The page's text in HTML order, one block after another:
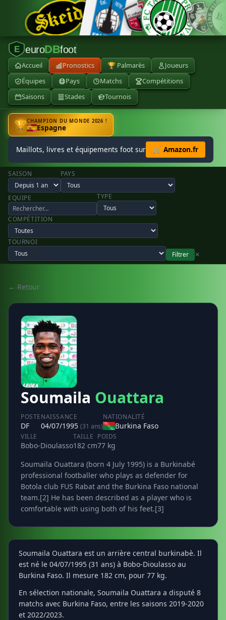
E euroDBfoot
Accueil Pronostics 🏆 Palmarès
Joueurs
Équipes
Pays Matchs
Compétitions
Saisons
Stades Tournois
🏆CHAMPION DU MONDE 2026 !
Espagne
Maillots, livres et équipements foot sur 🛒 Amazon.fr
SAISON PAYS
EQUIPE TYPE
COMPÉTITION
TOURNOI
Filtrer
✕
← Retour
Soumaila Ouattara
POSTE
DF
NAISSANCE
04/07/1995 (31 ans)
NATIONALITÉ
Burkina Faso
VILLE
Bobo-Dioulasso
TAILLE
182 cm
POIDS
77 kg
Soumaïla Ouattara (born 4 July 1995) is a Burkinabé
professional footballer who plays as defender for
Botola club FUS Rabat and the Burkina Faso national
team.[2] He has been described as a player who is
comfortable with using both of his feet.[3]
Soumaila Ouattara est un arrière central burkinabè. Il
est né le 04/07/1995 (31 ans) à Bobo-Dioulasso au
Burkina Faso. Il mesure 182 cm, pour 77 kg.
En sélection nationale, Soumaila Ouattara a disputé 8
matchs avec Burkina Faso, entre les saisons 2019-2020
et 2022/2023.